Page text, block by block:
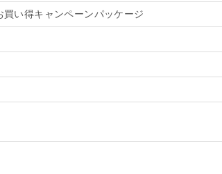
い得キャンペーンパッケージ